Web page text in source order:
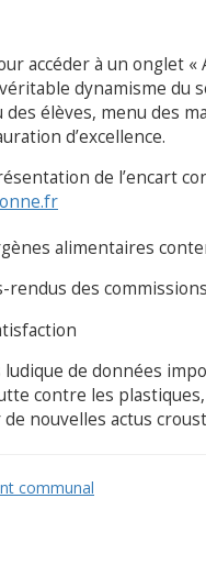
accéder à un onglet
dynamisme du
élèves, menu des
d’excellence.
de l’encart
alimentaires
rendus des
de données
contre les
nouvelles actus
communal